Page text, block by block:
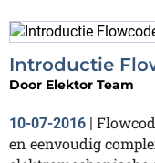
Introductie
Door Elektor Team
10-07-2016
en eenvoudig